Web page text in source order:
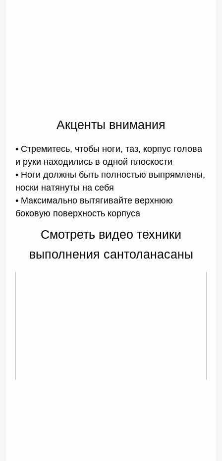
Акценты внимания
• Стремитесь, чтобы ноги, таз, корпус голова
и руки находились в одной плоскости
• Ноги должны быть полностью выпрямлены,
носки натянуты на себя
• Максимально вытягивайте верхнюю
боковую поверхность корпуса
Смотреть видео техники
выполнения сантоланасаны